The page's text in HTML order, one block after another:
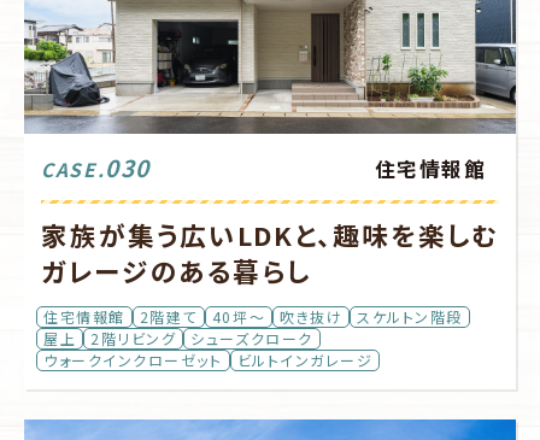
CASE.030 住宅情報館
家族が集う広いLDKと、趣味を楽しむ
ガレージのある暮らし
住宅情報館 2階建て 40坪～ 吹き抜け
スケルトン階段
屋上
2階リビング
シューズクローク
ウォークインクローゼット
ビルトインガレージ